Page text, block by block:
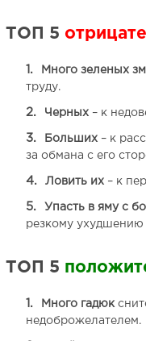
ТОП 5
Много зеленых
труду.
Черных– к
Больших– к
за обмана с его
Ловить их– к
Упасть в яму с
резкому ухудшению
ТОП 5
Много гадюк
недоброжелателем.